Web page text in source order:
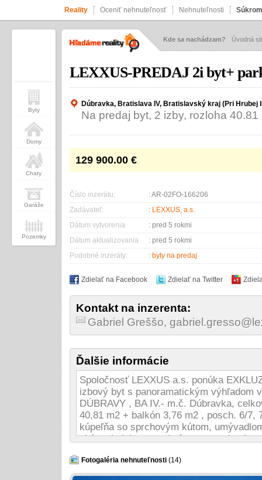
Reality Oceniť nehnuteľnosť Nehnuteľnosti
Kde sa nachádzam? Úvodná
LEXXUS-PREDAJ 2i byt+
Dúbravka, Bratislava IV, Bratislavský kraj (Pri Hrubej
Na predaj byt, 2 izby, rozloha
129 900.00 €
Číslo inzerátu:
: AR-02FO-166206
Zadávateľ:
: LEXXUS, a.s.
Dátum vytvorenia
: pred 5 rokmi
Dátum aktualizovania
: pred 5 rokmi
Podobné inzeráty:
: byty na predaj
Zdielať na Facebook Zdielať na Twitter
Kontakt na inzerenta:
Gabriel Greššo,
Ďalšie informácie
Spoločnosť LEXXUS a.s. ponúka
izbový byt s panoramatickým výhľadom
DÚBRAVY , BA IV.- m.č. Dúbravka,
40,81 m2 + balkón 3,76 m2 , posch. 6/
kúpeľňa so sprchovým kútom,
obývacia izba s predprípravou na
kvalitný štandard: plastové okná s
mikrovetranie, bezpečnostné vstupné
Fotogaléria nehnuteľnosti (14)
Byty
Domy
Chaty
Garáže
Pozemky